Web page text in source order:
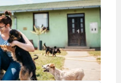
Denizli
Diyarbakır
Edirne
Elazığ